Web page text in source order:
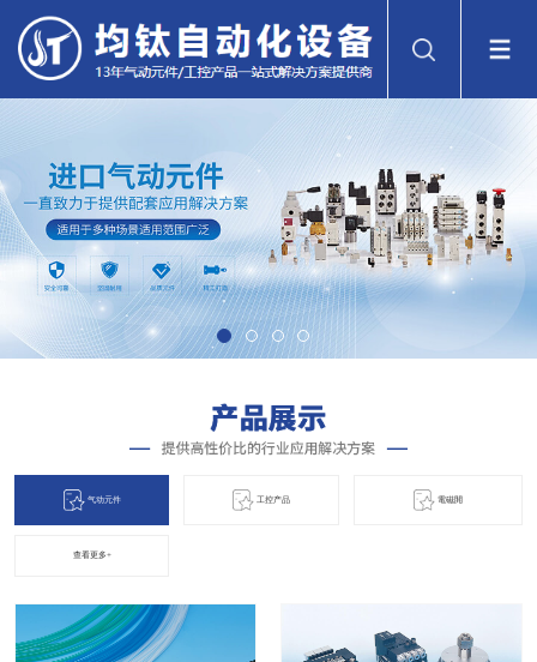
气动元件 工控产品 電磁閞
查看更多+